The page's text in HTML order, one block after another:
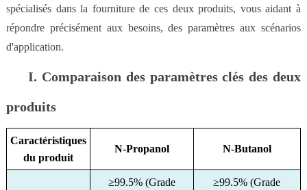
spécialisés dans la fourniture de ces deux produits, vous aidant à
répondre précisément aux besoins, des paramètres aux scénarios
d'application.
I. Comparaison des paramètres clés des deux
produits
Caractéristiques
du produit
N-Propanol N-Butanol
≥99.5% (Grade
≥99.5% (Grade